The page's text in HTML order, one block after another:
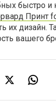
быстро
Принт
их дизайн.
вашего